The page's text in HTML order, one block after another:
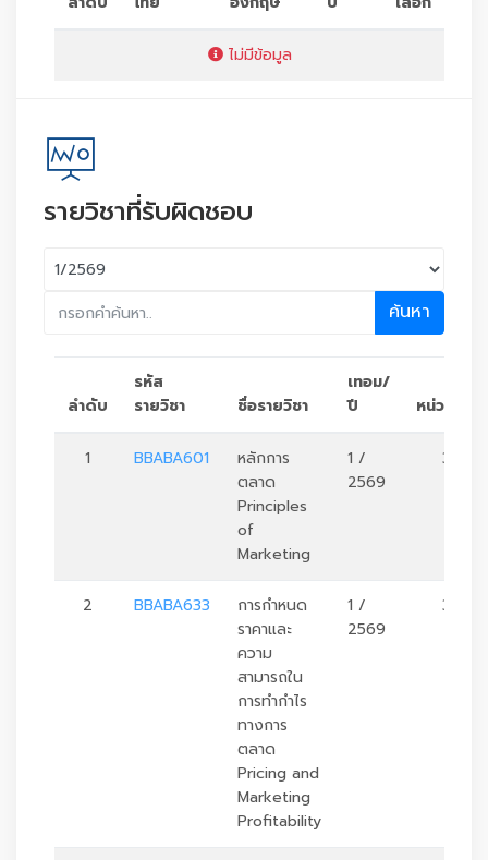
ไม่มีข้อมูล
รายวิชาที่รับผิดชอบ
ค้นหา
ลำดับ
รหัส
รายวิชา
ชื่อรายวิชา
เทอม/
ปี
หน่วยกิต
1 BBABA601
หลักการ
ตลาด
Principles
of
Marketing
1 /
2569
3
2 BBABA633
การกำหนด
ราคาและ
ความ
สามารถใน
การทำกำไร
ทางการ
ตลาด
Pricing and
Marketing
Profitability
1 /
2569
3